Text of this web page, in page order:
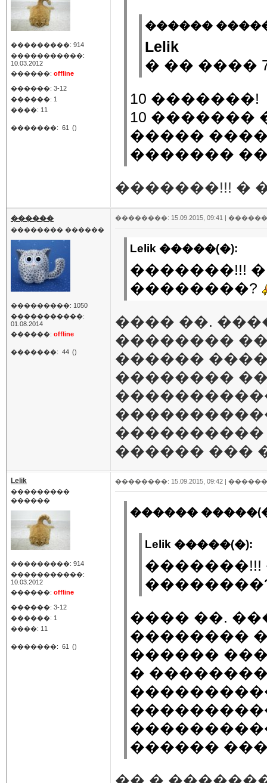
���������: 914
�����������:
10.03.2012
������: offline
������: 3-12
������: 1
����: 11
�������: 61 ()
������
Lelik
� �� ����
10 �������!
10
�����
�������
�������!!! �
������
�������� ������
���������: 1050
�����������:
01.08.2014
������: offline
�������: 44 ()
��������: 15.09.2015, 09:41 |
Lelik �����(�):
�������!!!
��������?
���� ��.
��������
������
��������
������ ���
Lelik
���������
������
���������: 914
�����������:
10.03.2012
������: offline
������: 3-12
������: 1
����: 11
�������: 61 ()
��������: 15.09.2015, 09:42 |
������
Lelik �����(�):
���� ��.
��������
������
�
������